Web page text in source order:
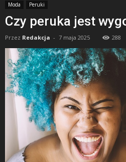
Moda Peruki
Czy peruka jest
Przez Redakcja - 7 maja 2025 288